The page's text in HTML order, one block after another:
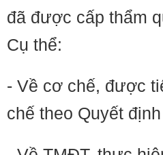
đã được cấp thẩm
Cụ thể:
- Về cơ chế, được
chế theo Quyết